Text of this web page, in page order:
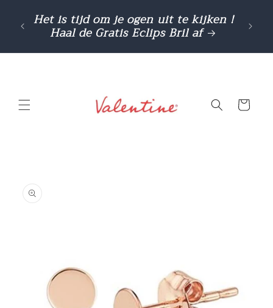
naar de
content
Het is tijd om je ogen uit te kijken !
Haal de Gratis Eclips Bril af